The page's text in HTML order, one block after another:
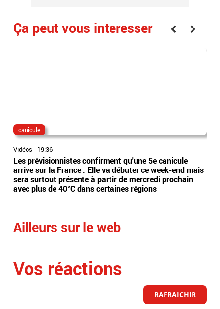
Ça peut vous interesser
canicule
Vidéos - 19:36
Les prévisionnistes confirment qu'une 5e canicule
arrive sur la France : Elle va débuter ce week-end mais
sera surtout présente à partir de mercredi prochain
avec plus de 40°C dans certaines régions
Ailleurs sur le web
Vos réactions
RAFRAICHIR